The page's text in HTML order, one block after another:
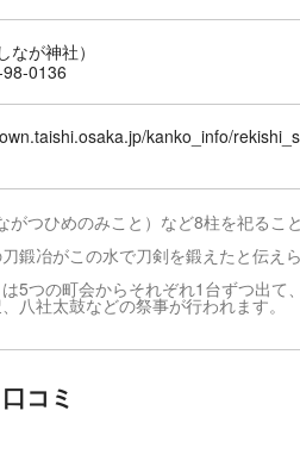
なが神社）
0136
kanko_info/
つひめのみこと）など8柱を祀るこ
鍛冶がこの水で刀剣を鍛えたと伝え
5つの町会からそれぞれ1台ずつ出て
八社太鼓などの祭事が行われます。
口コミ